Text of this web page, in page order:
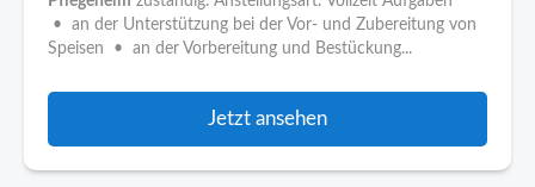
• an der Unterstützung bei der Vor- und Zubereitung von
Speisen • an der Vorbereitung und Bestückung...
Jetzt ansehen